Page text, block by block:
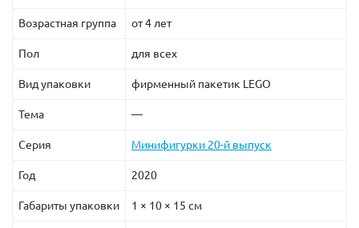
Возрастная группа от 4 лет
Пол для всех
Вид упаковки фирменный пакетик LEGO
Тема —
Серия Минифигурки 20-й выпуск
Год 2020
Габариты упаковки 1 × 10 × 15 см